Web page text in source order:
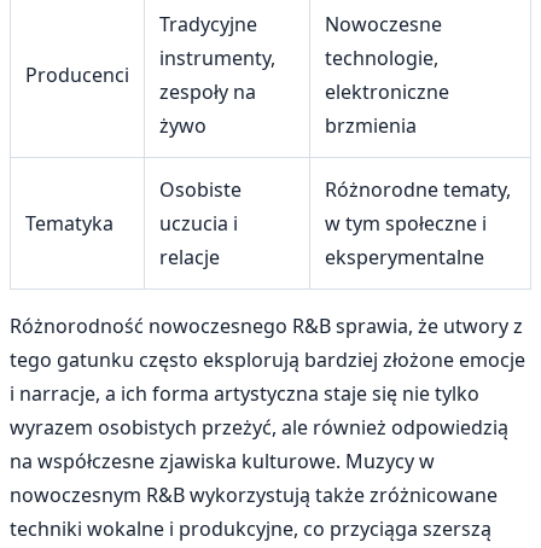
Producenci
Tradycyjne
instrumenty,
zespoły na
żywo
Nowoczesne
technologie,
elektroniczne
brzmienia
Tematyka
Osobiste
uczucia i
relacje
Różnorodne tematy,
w tym społeczne i
eksperymentalne
Różnorodność nowoczesnego R&B sprawia, że utwory z
tego gatunku często eksplorują bardziej złożone emocje
i narracje, a ich forma artystyczna staje się nie tylko
wyrazem osobistych przeżyć, ale również odpowiedzią
na współczesne zjawiska kulturowe. Muzycy w
nowoczesnym R&B wykorzystują także zróżnicowane
techniki wokalne i produkcyjne, co przyciąga szerszą